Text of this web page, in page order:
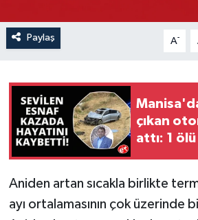
Paylaş A-
çıkan
attı: 1 ölü
Aniden artan sıcakla birlikte
ayı ortalamasının çok üzerinde